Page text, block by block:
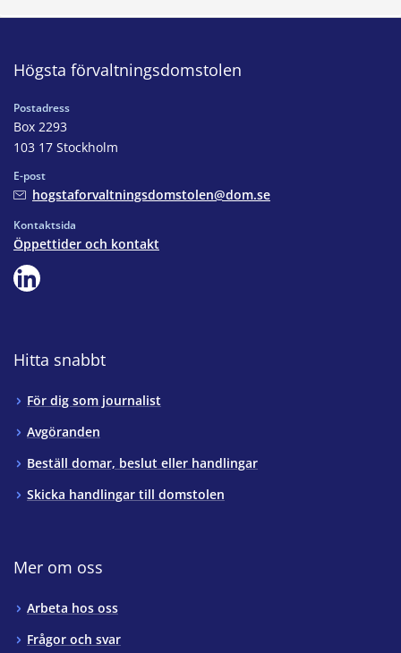
Högsta förvaltningsdomstolen
Postadress
Box 2293
103 17 Stockholm
E-post
hogstaforvaltningsdomstolen@dom.se
Kontaktsida
Öppettider och kontakt
Hitta snabbt
För dig som journalist
Avgöranden
Beställ domar, beslut eller handlingar
Skicka handlingar till domstolen
Mer om oss
Arbeta hos oss
Frågor och svar